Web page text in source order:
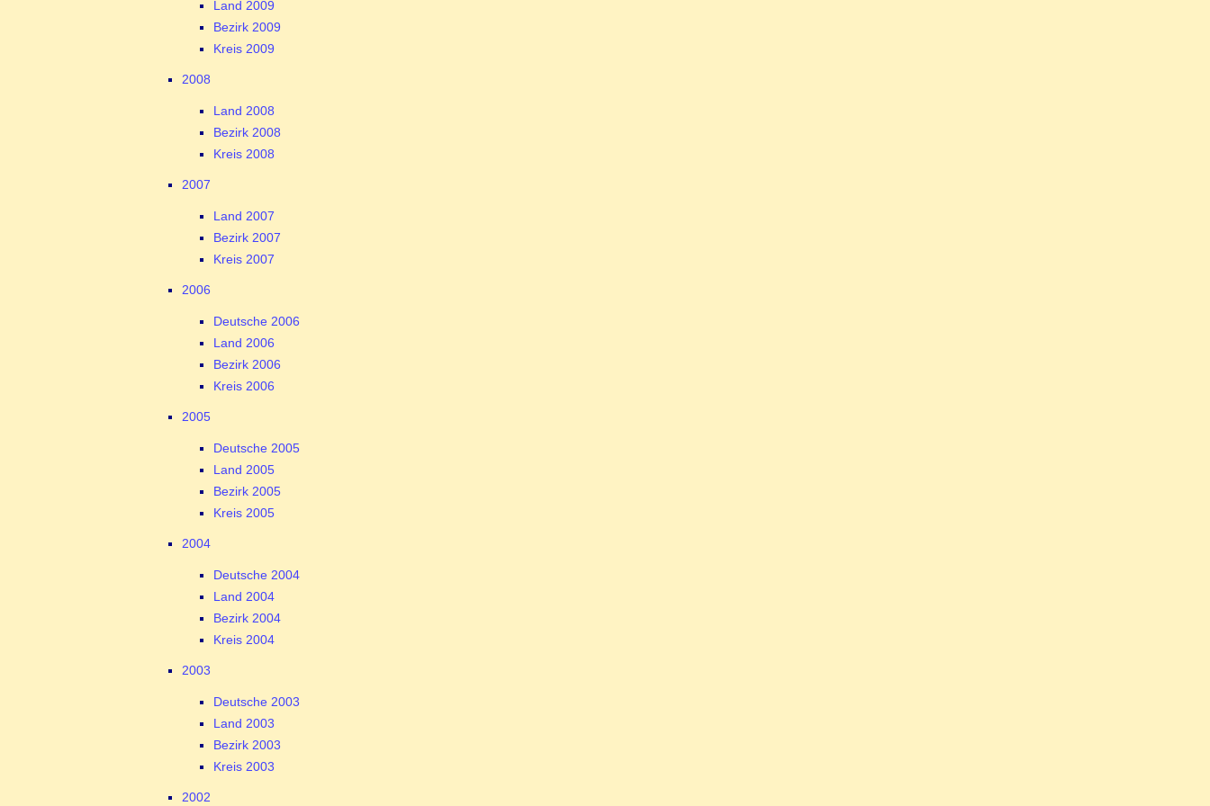
Land 2009
Bezirk 2009
Kreis 2009
2008
Land 2008
Bezirk 2008
Kreis 2008
2007
Land 2007
Bezirk 2007
Kreis 2007
2006
Deutsche 2006
Land 2006
Bezirk 2006
Kreis 2006
2005
Deutsche 2005
Land 2005
Bezirk 2005
Kreis 2005
2004
Deutsche 2004
Land 2004
Bezirk 2004
Kreis 2004
2003
Deutsche 2003
Land 2003
Bezirk 2003
Kreis 2003
2002